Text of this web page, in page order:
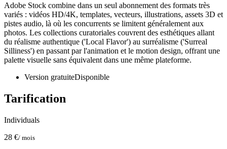
Adobe Stock combine dans un seul abonnement des formats très
variés : vidéos HD/4K, templates, vecteurs, illustrations, assets 3D et
pistes audio, là où les concurrents se limitent généralement aux
photos. Les collections curatoriales couvrent des esthétiques allant
du réalisme authentique ('Local Flavor') au surréalisme ('Surreal
Silliness') en passant par l'animation et le motion design, offrant une
palette visuelle sans équivalent dans une même plateforme.
Version gratuiteDisponible
Tarification
Individuals
28 €/ mois